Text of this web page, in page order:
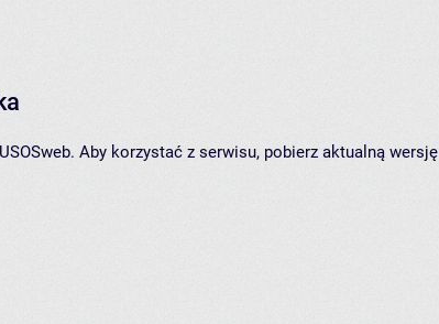
Aby korzystać z serwisu, pobierz aktualną wersję